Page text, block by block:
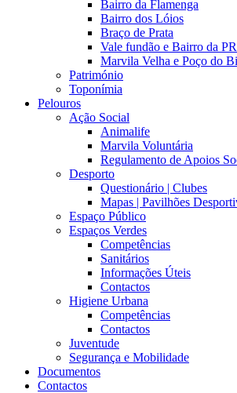
Bairro da Flamenga
Bairro dos Lóios
Braço de Prata
Vale fundão e Bairro da
Marvila Velha e Poço do
Património
Toponímia
Pelouros
Ação Social
Animalife
Marvila Voluntária
Regulamento de Apoios
Desporto
Questionário | Clubes
Mapas | Pavilhões
Espaço Público
Espaços Verdes
Competências
Sanitários
Informações Úteis
Contactos
Higiene Urbana
Competências
Contactos
Juventude
Segurança e Mobilidade
Documentos
Contactos